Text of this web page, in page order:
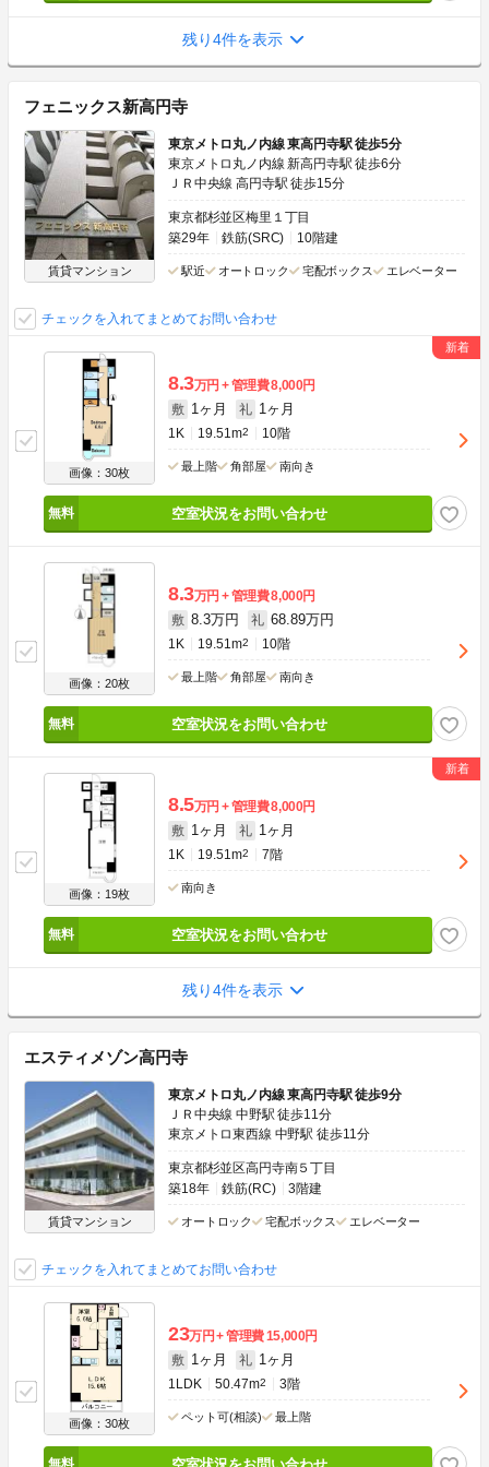
残り4件を表示
フェニックス新高円寺
賃貸マンション
東京メトロ丸ノ内線 東高円寺駅 徒歩5分
東京メトロ丸ノ内線 新高円寺駅 徒歩6分
ＪＲ中央線 高円寺駅 徒歩15分
東京都杉並区梅里１丁目
築29年
鉄筋(SRC) 10階建
駅近 オートロック 宅配ボックス エレベーター
チェックを入れてまとめてお問い合わせ
画像：30枚
8.3万円 管理費8,000円
敷 1ヶ月 礼 1ヶ月
1K 19.51m2 10階
最上階 角部屋 南向き
空室状況をお問い合わせ
画像：20枚
8.3万円 管理費8,000円
敷 8.3万円 礼 68.89万円
1K 19.51m2 10階
最上階 角部屋 南向き
空室状況をお問い合わせ
画像：19枚
8.5万円 管理費8,000円
敷 1ヶ月 礼 1ヶ月
1K 19.51m2 7階
南向き
空室状況をお問い合わせ
残り4件を表示
エスティメゾン高円寺
賃貸マンション
東京メトロ丸ノ内線 東高円寺駅 徒歩9分
ＪＲ中央線 中野駅 徒歩11分
東京メトロ東西線 中野駅 徒歩11分
東京都杉並区高円寺南５丁目
築18年
鉄筋(RC) 3階建
オートロック 宅配ボックス エレベーター
チェックを入れてまとめてお問い合わせ
画像：30枚
23万円 管理費15,000円
敷 1ヶ月 礼 1ヶ月
1LDK 50.47m2 3階
ペット可(相談) 最上階
空室状況をお問い合わせ